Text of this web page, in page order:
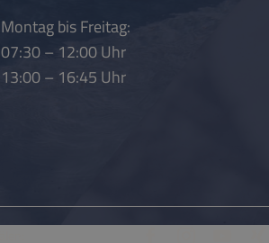
Montag bis Freitag:
07:30 – 12:00 Uhr
13:00 – 16:45 Uhr